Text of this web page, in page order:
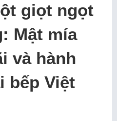
giọt ngọt
Mật mía
và hành
bếp Việt